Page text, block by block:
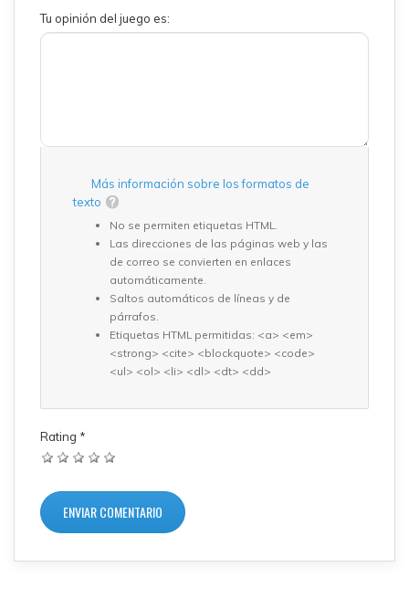
Tu opinión del juego es:
Más información sobre los formatos de
texto
No se permiten etiquetas HTML.
Las direcciones de las páginas web y las
de correo se convierten en enlaces
automáticamente.
Saltos automáticos de líneas y de
párrafos.
Etiquetas HTML permitidas: <a> <em>
<strong> <cite> <blockquote> <code>
<ul> <ol> <li> <dl> <dt> <dd>
Rating *